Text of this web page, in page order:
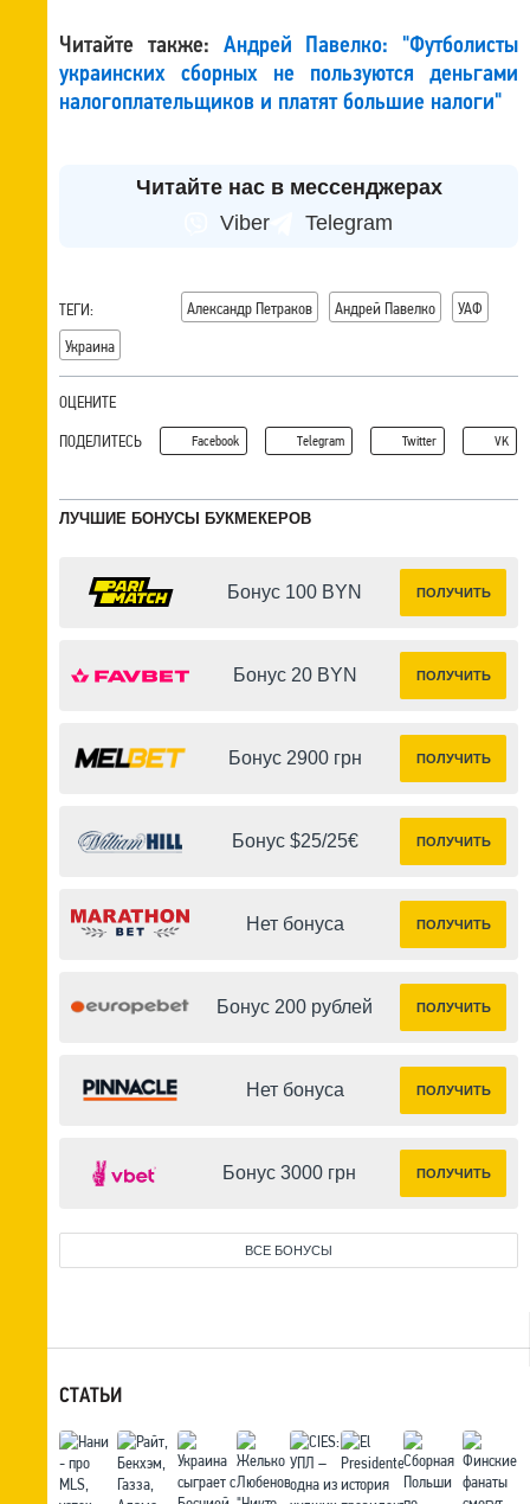
Читайте также:
Андрей Павелко: "Футболисты
украинских сборных не пользуются деньгами
налогоплательщиков и платят большие налоги"
Читайте нас в мессенджерах
Viber
Telegram
ТЕГИ: Александр Петраков Андрей Павелко
УАФ
Украина
ЛУЧШИЕ БОНУСЫ БУКМЕКЕРОВ
Бонус 100 BYN ПОЛУЧИТЬ
Бонус 20 BYN ПОЛУЧИТЬ
Бонус 2900 грн ПОЛУЧИТЬ
Бонус $25/25€ ПОЛУЧИТЬ
Нет бонуса ПОЛУЧИТЬ
Бонус 200 рублей ПОЛУЧИТЬ
Нет бонуса ПОЛУЧИТЬ
Бонус 3000 грн ПОЛУЧИТЬ
ВСЕ БОНУСЫ
ОЦЕНИТЕ
ПОДЕЛИТЕСЬ Facebook Telegram Twitter VK
СТАТЬИ